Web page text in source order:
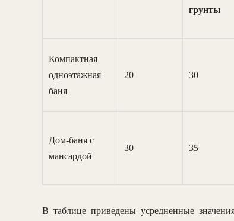
грунты
Компактная
одноэтажная
баня
20 30
Дом-баня с
мансардой
30 35
В таблице приведены усредненные